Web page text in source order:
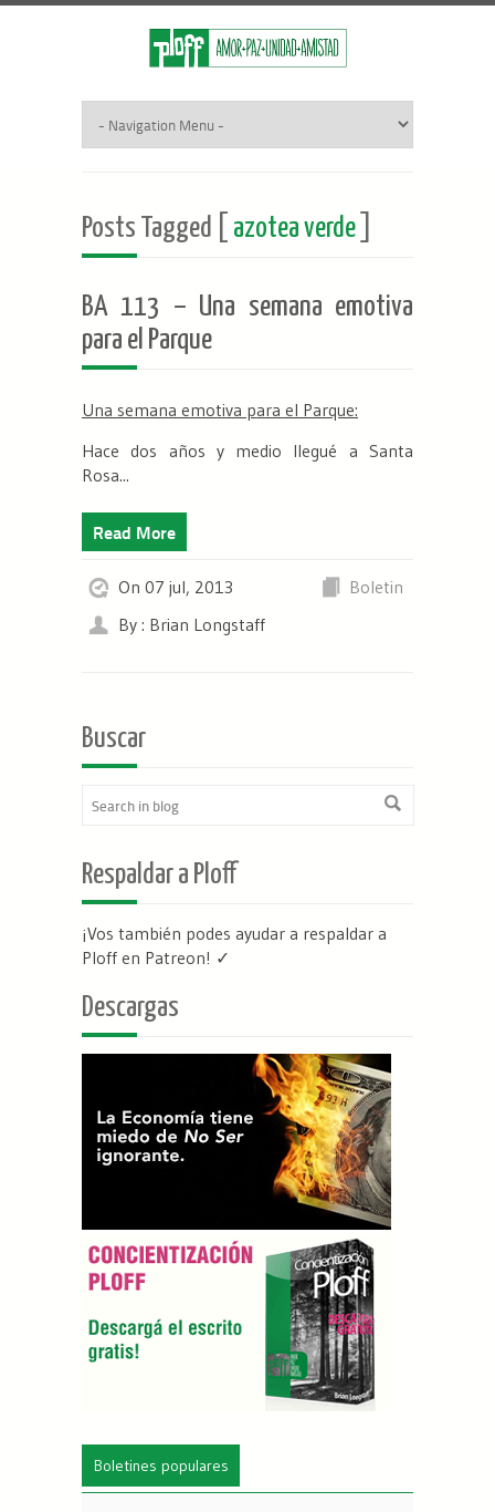
Posts Tagged [ azotea verde
BA 113 – Una semana emotiva
para el Parque
Una semana emotiva para el Parque:
Hace dos años y medio llegué a Santa
Rosa...
Read More
On 07 jul, 2013
Boletin
By : Brian Longstaff
Buscar
Respaldar a Ploff
¡Vos también podes ayudar a respaldar a
Ploff en Patreon! ✓
Descargas
Boletines populares